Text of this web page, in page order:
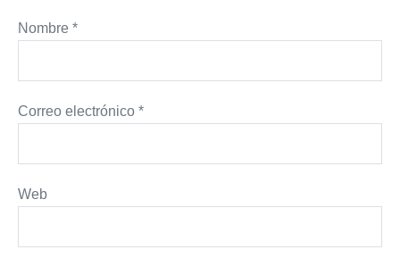
Nombre *
Correo electrónico *
Web